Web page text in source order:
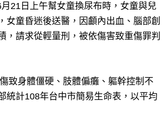
21日上午幫女童換尿布時，女童與兒
童昏迷後送醫，因顱內出血、腦部創
請求從輕量刑，被依傷害致重傷罪判
致身體僵硬、肢體偏癱、軀幹控制不
統計108年台中市簡易生命表，以平均